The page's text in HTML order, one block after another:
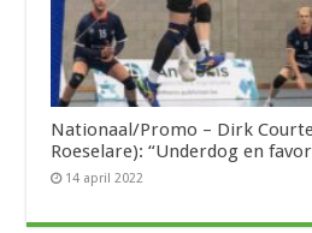
Nationaal/Promo – Dirk
Roeselare): “Underdog en
14 april 2022